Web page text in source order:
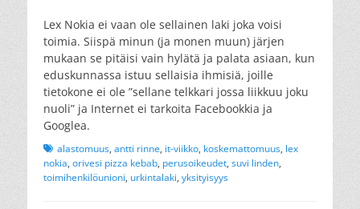
Lex Nokia ei vaan ole sellainen laki joka voisi
toimia. Siispä minun (ja monen muun) järjen
mukaan se pitäisi vain hylätä ja palata asiaan, kun
eduskunnassa istuu sellaisia ihmisiä, joille
tietokone ei ole ”sellane telkkari jossa liikkuu joku
nuoli” ja Internet ei tarkoita Facebookkia ja
Googlea.
Tagsalastomuus, antti rinne, it-viikko, koskemattomuus, lex
nokia, orivesi pizza kebab, perusoikeudet, suvi linden,
toimihenkilöunioni, urkintalaki, yksityisyys